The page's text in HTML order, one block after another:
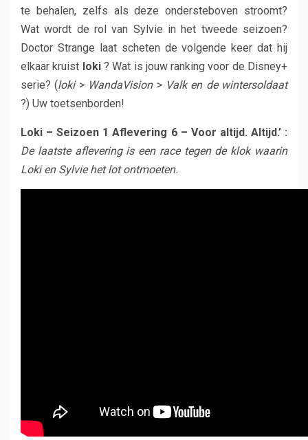
te behalen, zelfs als deze ondersteboven stroomt?
Wat wordt de rol van Sylvie in het tweede seizoen?
Doctor Strange laat scheten de volgende keer dat hij
elkaar kruist loki? Wat is jouw ranking voor de Disney+
serie? (loki> WandaVision> Valk en de wintersoldaat
?) Uw toetsenborden!
Loki – Seizoen 1 Aflevering 6 – Voor altijd. Altijd.’ :
De laatste aflevering is een race tegen de klok waarin
Loki en Sylvie het lot ontmoeten.